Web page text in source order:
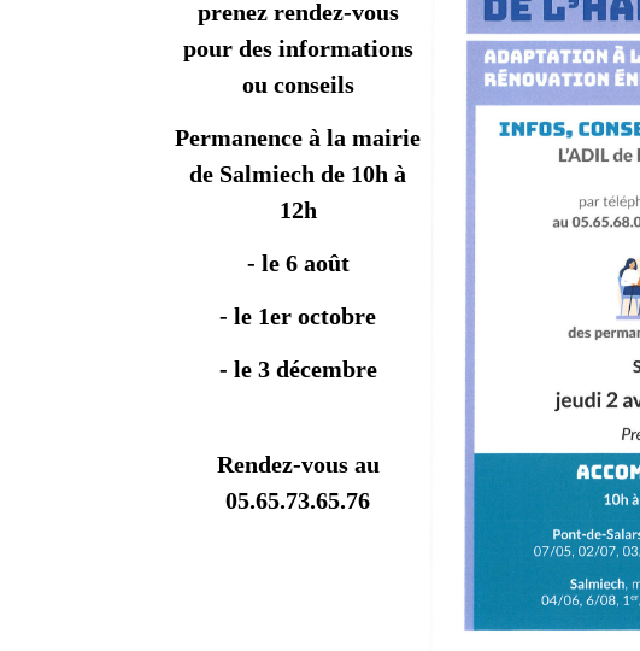
prenez rendez-vous
pour des informations
ou conseils
Permanence à la mairie
de Salmiech de 10h à
12h
- le 6 août
- le 1er octobre
- le 3 décembre
Rendez-vous au
05.65.73.65.76